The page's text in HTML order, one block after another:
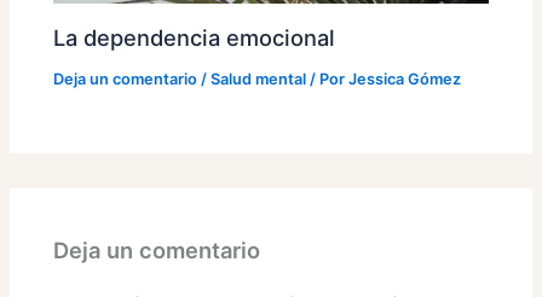
La dependencia emocional
Deja un comentario /Salud mental / PorJessica Gómez
Deja un comentario